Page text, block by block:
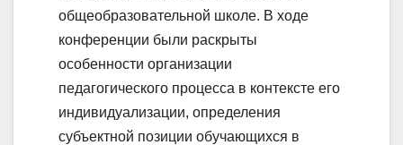
общеобразовательной школе. В ходе
конференции были раскрыты
особенности организации
педагогического процесса в контексте его
индивидуализации, определения
субъектной позиции обучающихся в